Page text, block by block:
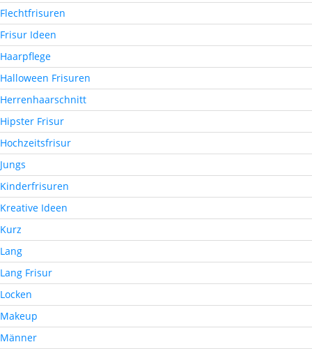
Flechtfrisuren
Frisur Ideen
Haarpflege
Halloween Frisuren
Herrenhaarschnitt
Hipster Frisur
Hochzeitsfrisur
Jungs
Kinderfrisuren
Kreative Ideen
Kurz
Lang
Lang Frisur
Locken
Makeup
Männer